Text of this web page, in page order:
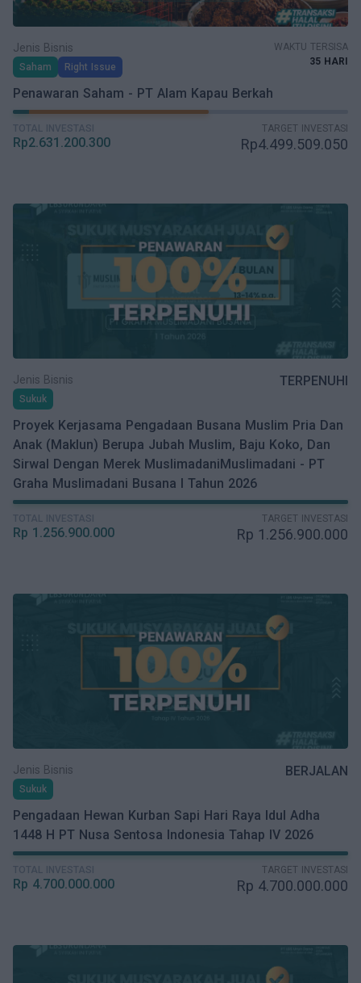
Jenis Bisnis
Saham Right Issue
WAKTU TERSISA
35 HARI
Penawaran Saham - PT Alam Kapau Berkah
TOTAL INVESTASI
Rp2.631.200.300
TARGET INVESTASI
Rp4.499.509.050
Jenis Bisnis
Sukuk
TERPENUHI
Proyek Kerjasama Pengadaan Busana Muslim Pria Dan
Anak (Maklun) Berupa Jubah Muslim, Baju Koko, Dan
Sirwal Dengan Merek MuslimadaniMuslimadani - PT
Graha Muslimadani Busana I Tahun 2026
TOTAL INVESTASI
Rp 1.256.900.000
TARGET INVESTASI
Rp 1.256.900.000
Jenis Bisnis
Sukuk
BERJALAN
Pengadaan Hewan Kurban Sapi Hari Raya Idul Adha
1448 H PT Nusa Sentosa Indonesia Tahap IV 2026
TOTAL INVESTASI
Rp 4.700.000.000
TARGET INVESTASI
Rp 4.700.000.000